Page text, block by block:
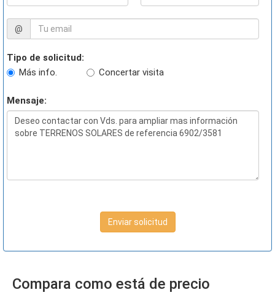
@
Tipo de solicitud:
Más info.
Concertar visita
Mensaje:
Enviar solicitud
Compara como está de precio